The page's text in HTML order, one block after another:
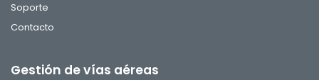
Soporte
Contacto
Gestión de vías aéreas